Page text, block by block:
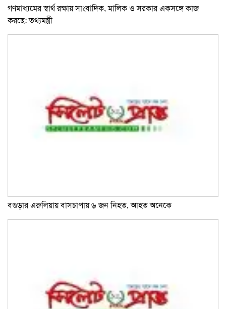
গণমাধ্যমের স্বার্থ রক্ষায় সাংবাদিক, মালিক ও সরকার একসঙ্গে কাজ
করছে: তথ্যমন্ত্রী
বগুড়ার এরুলিয়ায় বাসচাপায় ৬ জন নিহত, আহত অনেকে